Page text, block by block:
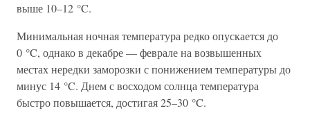
выше 10–12 °C.
Минимальная ночная температура редко опускается до
0 °C, однако в декабре — феврале на возвышенных
местах нередки заморозки с понижением температуры до
минус 14 °C. Днем с восходом солнца температура
быстро повышается, достигая 25–30 °C.